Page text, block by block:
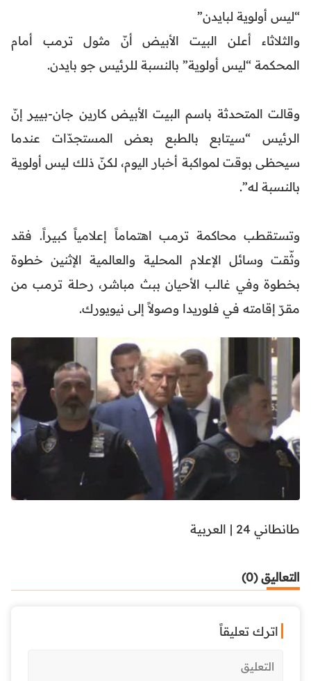
“ليس أولوية لبايدن”
والثلاثاء أعلن البيت الأبيض أنّ مثول ترمب أمام
المحكمة “ليس أولوية” بالنسبة للرئيس جو بايدن.
وقالت المتحدثة باسم البيت الأبيض كارين جان-بيير إنّ
الرئيس “سيتابع بالطبع بعض المستجدّات عندما
سيحظى بوقت لمواكبة أخبار اليوم، لكنّ ذلك ليس أولوية
بالنسبة له”.
وتستقطب محاكمة ترمب اهتماماً إعلامياً كبيراً. فقد
وثّقت وسائل الإعلام المحلية والعالمية الإثنين خطوة
بخطوة وفي غالب الأحيان ببث مباشر، رحلة ترمب من
مقرّ إقامته في فلوريدا وصولاً إلى نيويورك.
طانطاني 24 | العربية
التعاليق (0)
اترك تعليقاً